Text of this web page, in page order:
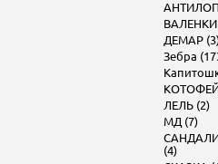
ДЕМАР
Зебра
КОТОФЕЙ
ЛЕЛЬ (2)
МД (7)
(4)